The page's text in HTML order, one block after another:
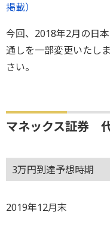
掲載）
今回、2018年2月の日
通しを一部変更いたし
さい。
マネックス証券
3万円到達予想時期
2019年12月末